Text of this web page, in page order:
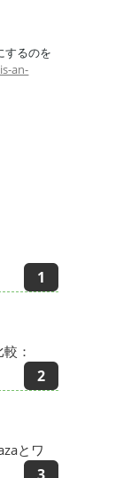
するのを
an-
：
とワ